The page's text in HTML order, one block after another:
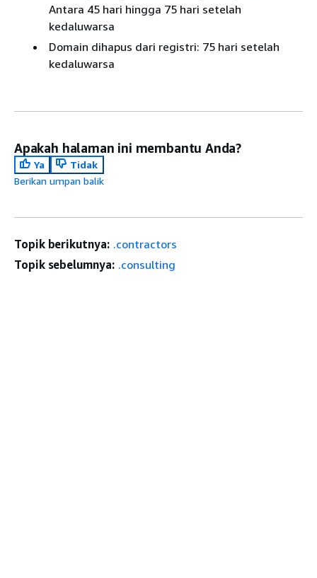
Antara 45 hari hingga 75 hari setelah
kedaluwarsa
Domain dihapus dari registri: 75 hari setelah
kedaluwarsa
Apakah halaman ini membantu Anda?
Ya
Tidak
Berikan umpan balik
Topik berikutnya: .contractors
Topik sebelumnya: .consulting